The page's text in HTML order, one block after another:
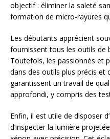
objectif : éliminer la saleté
formation de micro-rayures
Les débutants apprécient
fournissent tous les outils de
Toutefois, les passionnés et
dans des outils plus précis et
garantissent un travail de
approfondi, y compris des
Enfin, il est utile de disposer
d’inspecter la lumière